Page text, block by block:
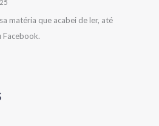
matéria que acabei de ler, até
Facebook.